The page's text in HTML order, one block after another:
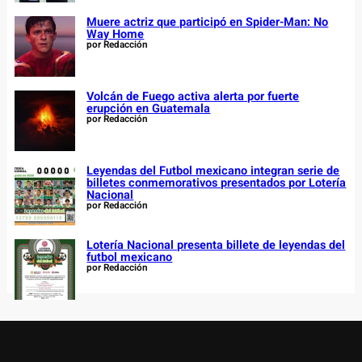
Muere actriz que participó en Spider-Man: No
Way Home
por Redacción
Volcán de Fuego activa alerta por fuerte
erupción en Guatemala
por Redacción
Leyendas del Futbol mexicano integran serie de
billetes conmemorativos presentados por Lotería
Nacional
por Redacción
Lotería Nacional presenta billete de leyendas del
futbol mexicano
por Redacción